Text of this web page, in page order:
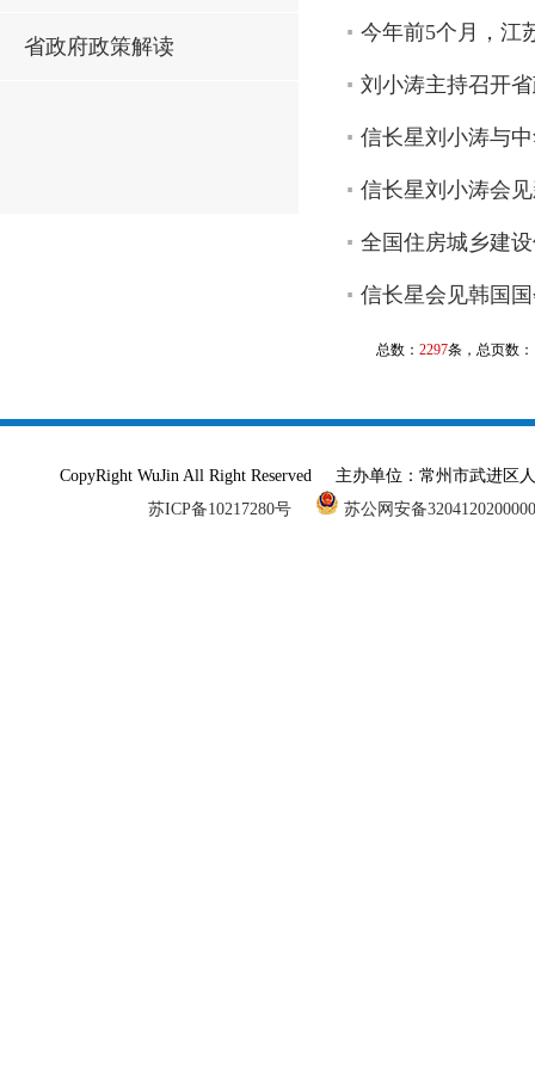
省政府政策解读
今年前5个月，江
刘小涛主持召开
信长星刘小涛与
信长星刘小涛会
全国住房城乡建
信长星会见韩国
总数： 2297条，总页数：
CopyRight WuJin All Right Reserved 主办单位：常州市武进
苏ICP备10217280号
苏公网安备